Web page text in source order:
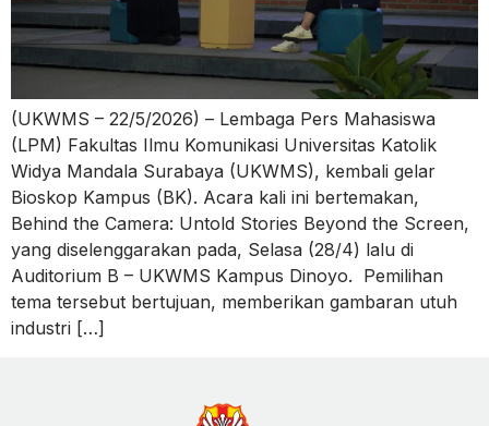
(UKWMS – 22/5/2026) – Lembaga Pers Mahasiswa
(LPM) Fakultas Ilmu Komunikasi Universitas Katolik
Widya Mandala Surabaya (UKWMS), kembali gelar
Bioskop Kampus (BK). Acara kali ini bertemakan,
Behind the Camera: Untold Stories Beyond the Screen,
yang diselenggarakan pada, Selasa (28/4) lalu di
Auditorium B – UKWMS Kampus Dinoyo. Pemilihan
tema tersebut bertujuan, memberikan gambaran utuh
industri […]